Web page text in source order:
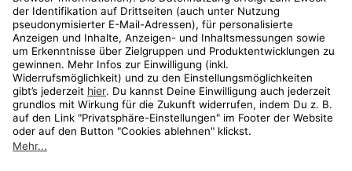
Travel